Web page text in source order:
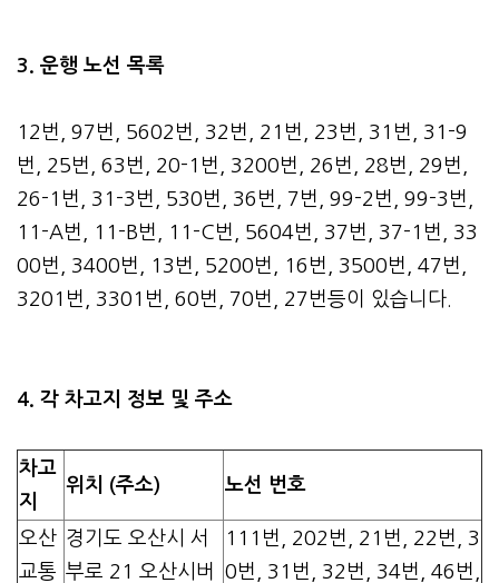
3. 운행 노선 목록
12번, 97번, 5602번, 32번, 21번, 23번, 31번, 31-9
번, 25번, 63번, 20-1번, 3200번, 26번, 28번, 29번,
26-1번, 31-3번, 530번, 36번, 7번, 99-2번, 99-3번,
11-A번, 11-B번, 11-C번, 5604번, 37번, 37-1번, 33
00번, 3400번, 13번, 5200번, 16번, 3500번, 47번,
3201번, 3301번, 60번, 70번, 27번등이 있습니다.
4. 각 차고지 정보 및 주소
차고
지
위치 (주소) 노선 번호
오산
교통
경기도 오산시 서
부로 21 오산시버
111번, 202번, 21번, 22번, 3
0번, 31번, 32번, 34번, 46번,